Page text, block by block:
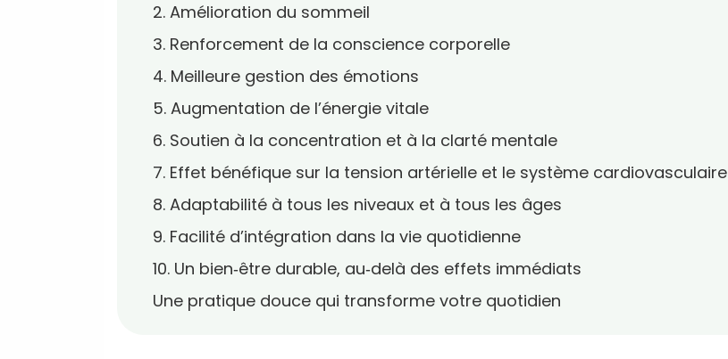
2. Amélioration du sommeil
3. Renforcement de la conscience corporelle
4. Meilleure gestion des émotions
5. Augmentation de l’énergie vitale
6. Soutien à la concentration et à la clarté mentale
7. Effet bénéfique sur la tension artérielle et le système cardiovasculaire
8. Adaptabilité à tous les niveaux et à tous les âges
9. Facilité d’intégration dans la vie quotidienne
10. Un bien‑être durable, au‑delà des effets immédiats
Une pratique douce qui transforme votre quotidien